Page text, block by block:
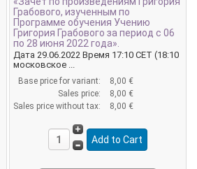
Грабового, изученным по
Программе обучения Учению
Григория Грабового за период с 06
по 28 июня 2022 года».
Дата 29.06.2022 Время 17:10 CET (18:10
московское ...
Base price for variant:
8,00 €
Sales price:
8,00 €
Sales price without tax:
8,00 €